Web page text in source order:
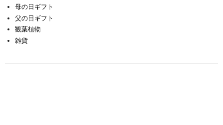
母の日ギフト
父の日ギフト
観葉植物
雑貨